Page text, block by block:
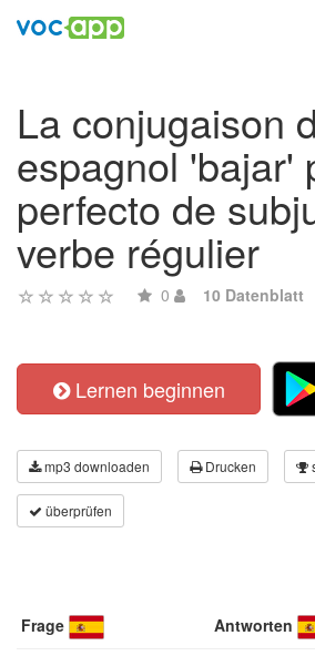
La conjugaison
espagnol 'bajar'
perfecto de
verbe régulier
0 10 Datenblatt
Lernen beginnen
mp3 downloaden Drucken
überprüfen
Frage Antworten